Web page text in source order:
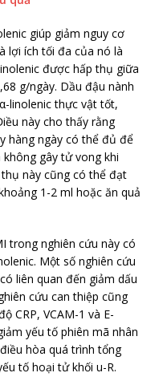
giúp giảm nguy cơ
lợi ích tối đa của nó là
được hấp thụ giữa
g/ngày. Dầu đậu nành
linolenic thực vật tốt,
này cho thấy rằng
hàng ngày có thể đủ để
gây tử vong khi
này cũng có thể đạt
1-2 ml hoặc ăn quả
trong nghiên cứu này có
Một số nghiên cứu
liên quan đến giảm dấu
cứu can thiệp cũng
CRP, VCAM-1 và E-
yếu tố phiên mã nhân
hòa quá trình tổng
tố hoại tử khối u-R.